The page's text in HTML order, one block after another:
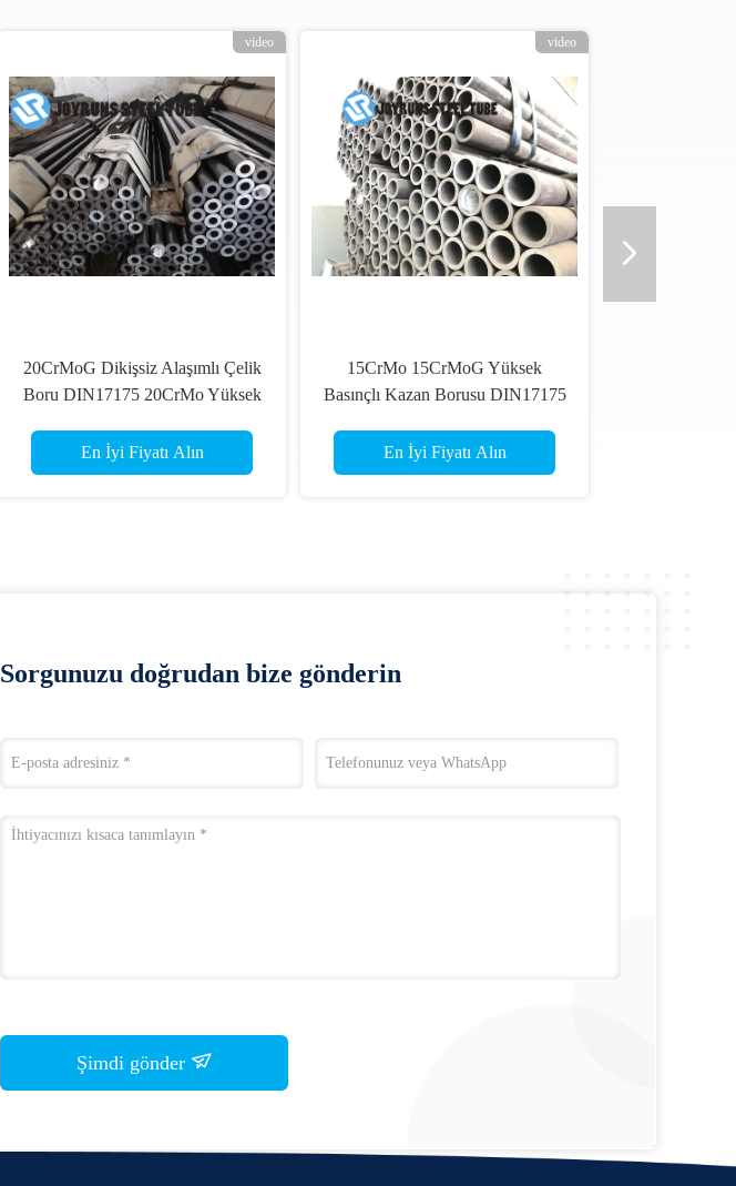
video
20CrMoG Dikişsiz Alaşımlı Çelik
Boru DIN17175 20CrMo Yüksek
En İyi Fiyatı Alın
video
15CrMo 15CrMoG Yüksek
Basınçlı Kazan Borusu DIN17175
En İyi Fiyatı Alın
Sorgunuzu doğrudan bize gönderin
Şimdi gönder